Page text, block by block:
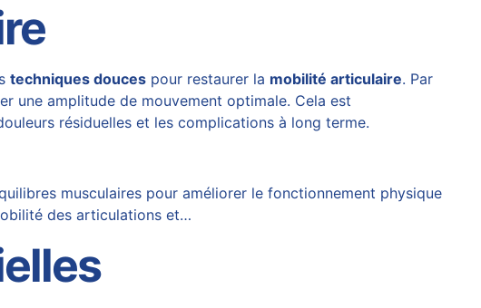
techniques douces pour restaurer la mobilité articulaire. Par
une amplitude de mouvement optimale. Cela est
résiduelles et les complications à long terme.
musculaires pour améliorer le fonctionnement physique
des articulations et…